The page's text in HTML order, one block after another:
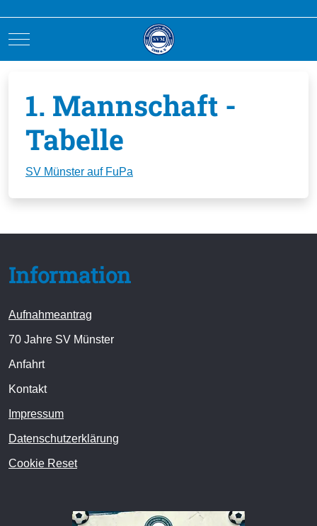
Mobile Menu Toggle
1. Mannschaft -
Tabelle
SV Münster auf FuPa
Information
Aufnahmeantrag
70 Jahre SV Münster
Anfahrt
Kontakt
Impressum
Datenschutzerklärung
Cookie Reset